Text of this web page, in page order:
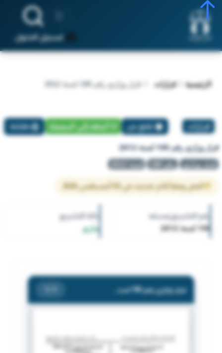
تسجيل الدخول
الرئيسية قرارات قرار وزاري رقم 190 لسنة 2012
قرارات تبليغ عن أضافة إلي المفضلة طباعة
قرار وزاري رقم 190 لسنة 2012
قرار وزاري رقم 190 لسنة 2012
النص وفقاً لآخر تحديث في 03 أغسطس 2026
رقم التشريع وسنته
190 لسنة 2012
حالة التشريع
ساري